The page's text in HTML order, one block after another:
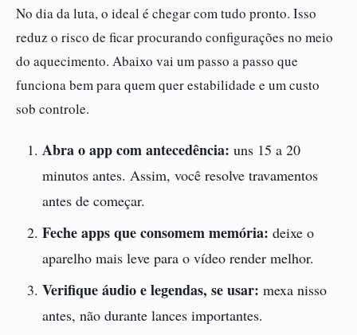
No dia da luta, o ideal é chegar com tudo pronto. Isso
reduz o risco de ficar procurando configurações no meio
do aquecimento. Abaixo vai um passo a passo que
funciona bem para quem quer estabilidade e um custo
sob controle.
Abra o app com antecedência: uns 15 a 20
minutos antes. Assim, você resolve travamentos
antes de começar.
Feche apps que consomem memória: deixe o
aparelho mais leve para o vídeo render melhor.
Verifique áudio e legendas, se usar: mexa nisso
antes, não durante lances importantes.